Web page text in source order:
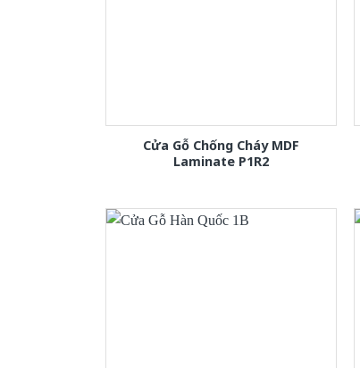
Cửa Gỗ Chống Cháy MDF
Laminate P1R2